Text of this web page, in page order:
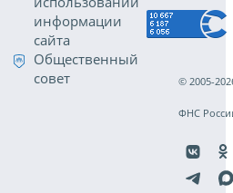
информации
сайта
Общественный
совет
© 2005-
ФНС